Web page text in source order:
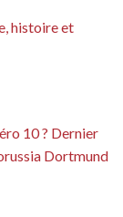
histoire et
10 ? Dernier
Dortmund